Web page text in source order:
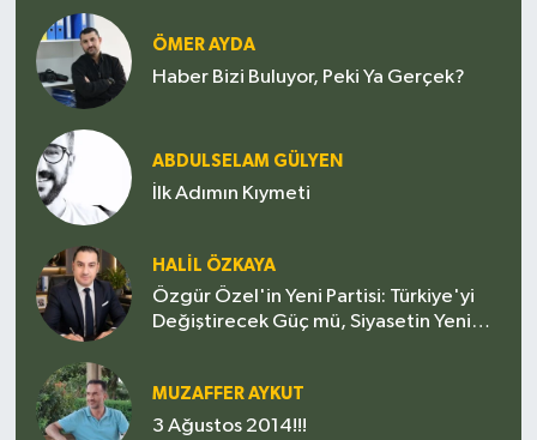
ÖMER AYDA
Haber Bizi Buluyor, Peki Ya Gerçek?
ABDULSELAM GÜLYEN
İlk Adımın Kıymeti
HALIL ÖZKAYA
Özgür Özel'in Yeni Partisi: Türkiye'yi
Değiştirecek Güç mü, Siyasetin Yeni
MUZAFFER AYKUT
3 Ağustos 2014!!!